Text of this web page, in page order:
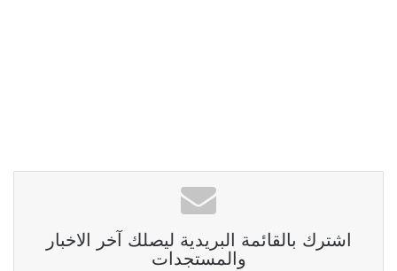
اشترك بالقائمة البريدية ليصلك آخر الاخبار
والمستجدات